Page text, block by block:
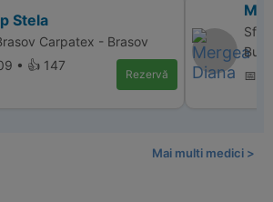
Stela
Carpatex - Brasov
• 👍 147
Rezervă
📅
Mai multi medici >